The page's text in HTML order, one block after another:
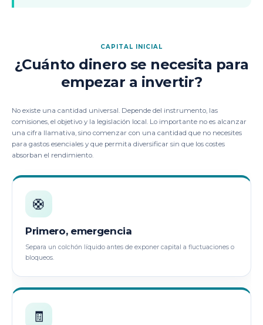
CAPITAL INICIAL
¿Cuánto dinero se necesita para
empezar a invertir?
No existe una cantidad universal. Depende del instrumento, las
comisiones, el objetivo y la legislación local. Lo importante no es alcanzar
una cifra llamativa, sino comenzar con una cantidad que no necesites
para gastos esenciales y que permita diversificar sin que los costes
absorban el rendimiento.
🛟
Primero, emergencia
Separa un colchón líquido antes de exponer capital a fluctuaciones o
bloqueos.
🧾